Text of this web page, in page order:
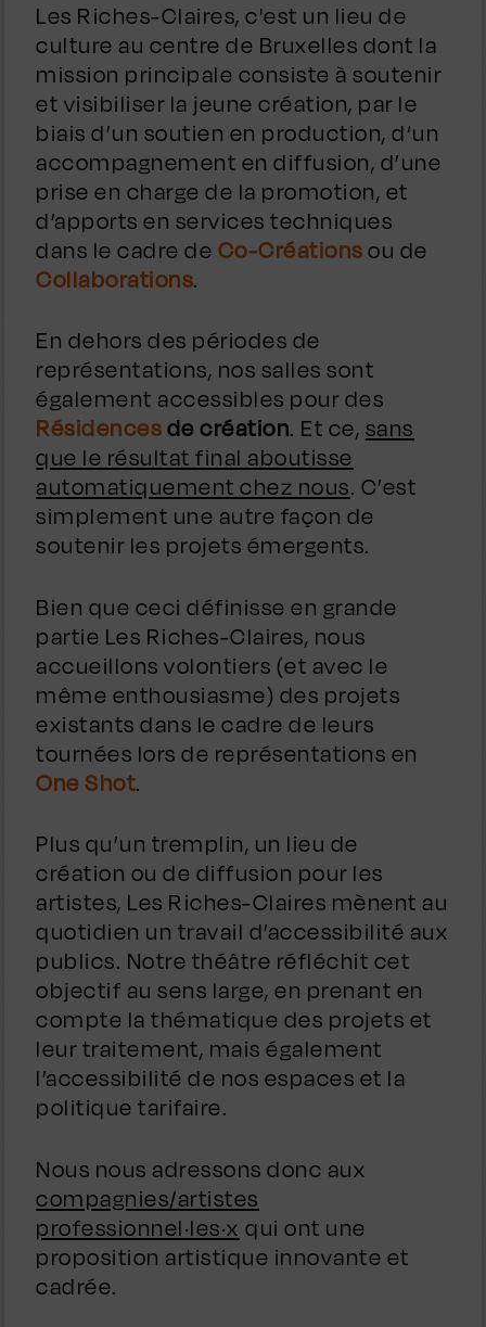
Les Riches-Claires, c'est un lieu de
culture au centre de Bruxelles dont la
mission principale consiste à soutenir
et visibiliser la jeune création, par le
biais d’un soutien en production, d‘un
accompagnement en diffusion, d’une
prise en charge de la promotion, et
d’apports en services techniques
dans le cadre de Co-Créations ou de
Collaborations.
En dehors des périodes de
représentations, nos salles sont
également accessibles pour des
Résidences de création. Et ce, sans
que le résultat final aboutisse
automatiquement chez nous. C’est
simplement une autre façon de
soutenir les projets émergents.
Bien que ceci définisse en grande
partie Les Riches-Claires, nous
accueillons volontiers (et avec le
même enthousiasme) des projets
existants dans le cadre de leurs
tournées lors de représentations en
One Shot.
Plus qu’un tremplin, un lieu de
création ou de diffusion pour les
artistes, Les Riches-Claires mènent au
quotidien un travail d’accessibilité aux
publics. Notre théâtre réfléchit cet
objectif au sens large, en prenant en
compte la thématique des projets et
leur traitement, mais également
l’accessibilité de nos espaces et la
politique tarifaire.
Nous nous adressons donc aux
compagnies/artistes
professionnel·les·x qui ont une
proposition artistique innovante et
cadrée.